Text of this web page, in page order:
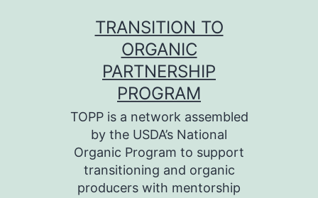
TRANSITION TO
ORGANIC
PARTNERSHIP
PROGRAM
TOPP is a network assembled
by the USDA’s National
Organic Program to support
transitioning and organic
producers with mentorship